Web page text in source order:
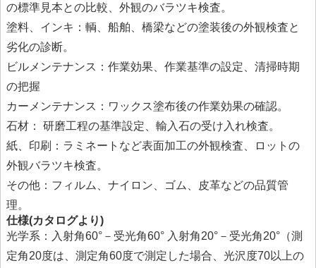
の標準見本との比較、外観のバラツキ検査。
塗料、インキ：輌、船舶、橋梁などの塗装後の外観検査と
劣化の診断。
ビルメンテナンス：作業効果、作業基準の設定、清掃時期
の把握
カーメンテナンス：ワックス塗布後の作業効果の確認。
石材： 研磨工程の基準設定、輸入石の受け入れ検査。
紙、印刷：ラミネートなど表面加工の外観検査、ロットの
外観バラツキ検査。
その他：フィルム、ナイロン、ゴム、皮革などの品質管
理。
仕様(カタログより)
光学系：入射角60°－受光角60° 入射角20°－受光角20°（測
定角20度は、測定角60度で測定した場合、光沢度70以上の